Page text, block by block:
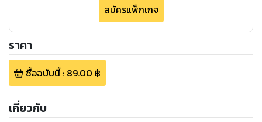
สมัครแพ็กเกจ
ราคา
ซื้อฉบับนี้: 89.00 ฿
เกี่ยวกับ